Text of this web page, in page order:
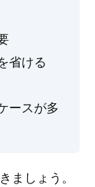
省ける
ースが多
ましょう。